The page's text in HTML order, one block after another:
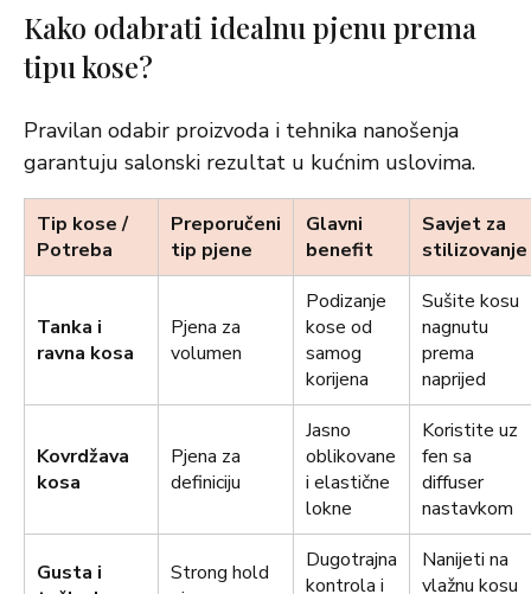
Kako odabrati idealnu pjenu prema
tipu kose?
Pravilan odabir proizvoda i tehnika nanošenja
garantuju salonski rezultat u kućnim uslovima.
Tip kose /
Potreba
Preporučeni
tip pjene
Glavni
benefit
Savjet za
stilizovanje
Tanka i
ravna kosa
Pjena za
volumen
Podizanje
kose od
samog
korijena
Sušite kosu
nagnutu
prema
naprijed
Kovrdžava
kosa
Pjena za
definiciju
Jasno
oblikovane
i elastične
lokne
Koristite uz
fen sa
diffuser
nastavkom
Gusta i
Strong hold
Dugotrajna
kontrola i
Nanijeti na
vlažnu kosu